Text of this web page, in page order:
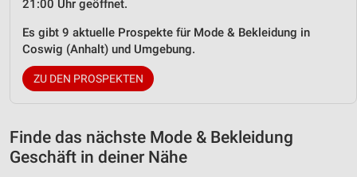
21:00 Uhr geöffnet.
Es gibt 9 aktuelle Prospekte für Mode & Bekleidung in
Coswig (Anhalt) und Umgebung.
ZU DEN PROSPEKTEN
Finde das nächste Mode & Bekleidung
Geschäft in deiner Nähe